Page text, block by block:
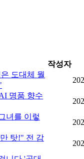
작성자
도대체 뭘
명품 향수
녀를 이렇
탓!" 전 감